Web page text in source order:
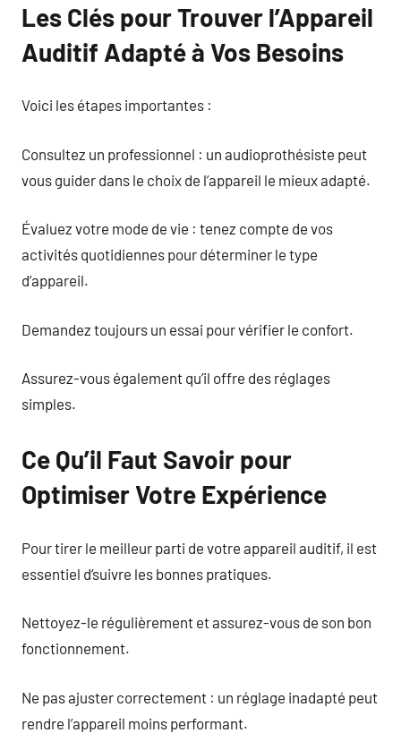
Les Clés pour Trouver l’Appareil
Auditif Adapté à Vos Besoins
Voici les étapes importantes :
Consultez un professionnel : un audioprothésiste peut
vous guider dans le choix de l’appareil le mieux adapté.
Évaluez votre mode de vie : tenez compte de vos
activités quotidiennes pour déterminer le type
d’appareil.
Demandez toujours un essai pour vérifier le confort.
Assurez-vous également qu’il offre des réglages
simples.
Ce Qu’il Faut Savoir pour
Optimiser Votre Expérience
Pour tirer le meilleur parti de votre appareil auditif, il est
essentiel d’suivre les bonnes pratiques.
Nettoyez-le régulièrement et assurez-vous de son bon
fonctionnement.
Ne pas ajuster correctement : un réglage inadapté peut
rendre l’appareil moins performant.